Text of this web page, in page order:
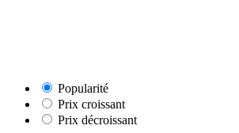
Popularité
Prix croissant
Prix décroissant